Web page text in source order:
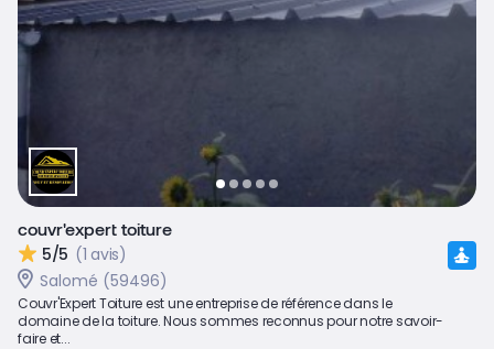
couvr'expert toiture
5/5 (1 avis)
Salomé (59496)
Couvr'Expert Toiture est une entreprise de référence dans le
domaine de la toiture. Nous sommes reconnus pour notre savoir-
faire et...